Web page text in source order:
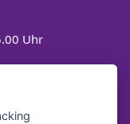
Uhr